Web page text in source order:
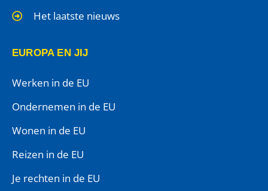
Het laatste nieuws
EUROPA EN JIJ
Werken in de EU
Ondernemen in de EU
Wonen in de EU
Reizen in de EU
Je rechten in de EU